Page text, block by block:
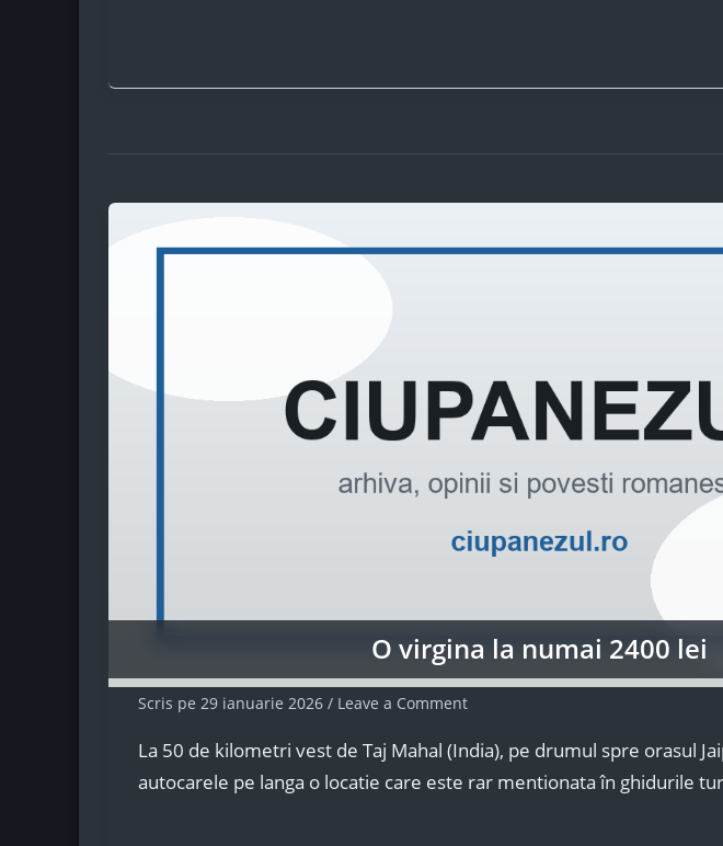
O virgina la numai 2400 lei
Scris pe 29 ianuarie 2026 / Leave a Comment
La 50 de kilometri vest de Taj Mahal (India), pe drumul spre orasul
autocarele pe langa o locatie care este rar mentionata în ghidurile